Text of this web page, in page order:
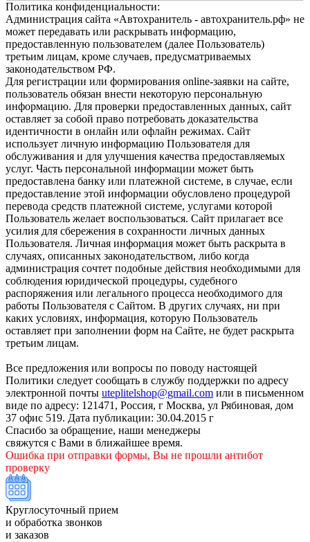
Политика конфиденциальности:
Администрация сайта «Автохранитель - автохранитель.рф» не
может передавать или раскрывать информацию,
предоставленную пользователем (далее Пользователь)
третьим лицам, кроме случаев, предусматриваемых
законодательством РФ.
Для регистрации или формирования online-заявки на сайте,
пользователь обязан внести некоторую персональную
информацию. Для проверки предоставленных данных, сайт
оставляет за собой право потребовать доказательства
идентичности в онлайн или офлайн режимах. Сайт
использует личную информацию Пользователя для
обслуживания и для улучшения качества предоставляемых
услуг. Часть персональной информации может быть
предоставлена банку или платежной системе, в случае, если
предоставление этой информации обусловлено процедурой
перевода средств платежной системе, услугами которой
Пользователь желает воспользоваться. Сайт прилагает все
усилия для сбережения в сохранности личных данных
Пользователя. Личная информация может быть раскрыта в
случаях, описанных законодательством, либо когда
администрация сочтет подобные действия необходимыми для
соблюдения юридической процедуры, судебного
распоряжения или легального процесса необходимого для
работы Пользователя с Сайтом. В других случаях, ни при
каких условиях, информация, которую Пользователь
оставляет при заполнении форм на Сайте, не будет раскрыта
третьим лицам.
Все предложения или вопросы по поводу настоящей
Политики следует сообщать в службу поддержки по адресу
электронной почты uteplitelshop@gmail.com или в письменном
виде по адресу: 121471, Россия, г Москва, ул Рябиновая, дом
37 офис 519. Дата публикации: 30.04.2015 г
Спасибо за обращение, наши менеджеры
свяжутся с Вами в ближайшее время.
Ошибка при отправки формы, Вы не прошли антибот
проверку
Круглосуточный прием
и обработка звонков
и заказов